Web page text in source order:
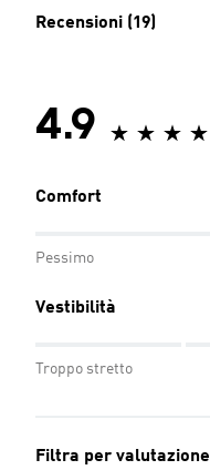
Recensioni (19)
4.9
Comfort
Pessimo
Vestibilità
Troppo stretto
Filtra per valutazione